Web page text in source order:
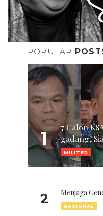
POPULAR
1
7 Calon
gadang,
MILITER
2 Menjaga
NASIONAL